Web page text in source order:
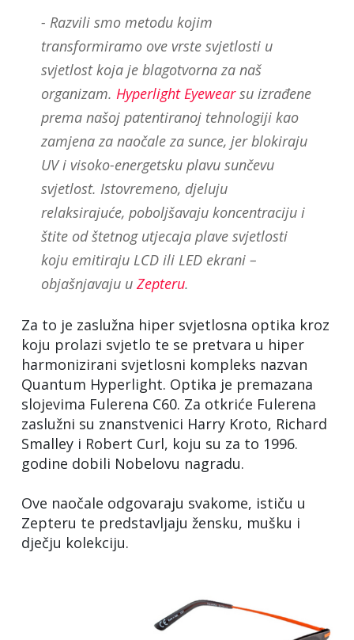
- Razvili smo metodu kojim
transformiramo ove vrste svjetlosti u
svjetlost koja je blagotvorna za naš
organizam. Hyperlight Eyewearsu izrađene
prema našoj patentiranoj tehnologiji kao
zamjena za naočale za sunce, jer blokiraju
UV i visoko-energetsku plavu sunčevu
svjetlost. Istovremeno, djeluju
relaksirajuće, poboljšavaju koncentraciju i
štite od štetnog utjecaja plave svjetlosti
koju emitiraju LCD ili LED ekrani –
objašnjavaju u Zepteru.
Za to je zaslužna hiper svjetlosna optika kroz
koju prolazi svjetlo te se pretvara u hiper
harmonizirani svjetlosni kompleks nazvan
Quantum Hyperlight. Optika je premazana
slojevima Fulerena C60. Za otkriće Fulerena
zaslužni su znanstvenici Harry Kroto, Richard
Smalley i Robert Curl, koju su za to 1996.
godine dobili Nobelovu nagradu.
Ove naočale odgovaraju svakome, ističu u
Zepteru te predstavljaju žensku, mušku i
dječju kolekciju.